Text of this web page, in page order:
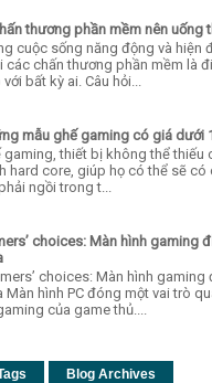
thương phần mềm nên uống
cuộc sống năng động và hiện
các chấn thương phần mềm là
với bất kỳ ai. Câu hỏi...
mẫu ghế gaming có giá dưới
gaming, thiết bị không thể thiếu
hard core, giúp họ có thể sẽ
ngồi trong t...
choices: Màn hình gaming
choices: Màn hình
Màn hình PC đóng một vai trò
của game thủ....
Blog Archives